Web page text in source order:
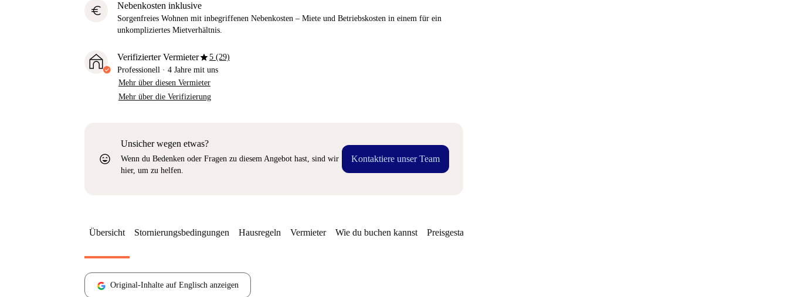
euro Nebenkosten inklusive
Sorgenfreies Wohnen mit inbegriffenen Nebenkosten – Miete und Betriebskosten in einem für ein
unkompliziertes Mietverhältnis.
Verifizierter Vermieterstar5 (29)
Professionell · 4 Jahre mit uns
Mehr über diesen Vermieter
Mehr über die Verifizierung
sentiment_very_satisfied
Unsicher wegen etwas?
Wenn du Bedenken oder Fragen zu diesem Angebot hast, sind wir
hier, um zu helfen.
Kontaktiere unser Team
Übersicht Stornierungsbedingungen Hausregeln Vermieter Wie du buchen kannst Preisgestaltung
Original-Inhalte auf Englisch anzeigen